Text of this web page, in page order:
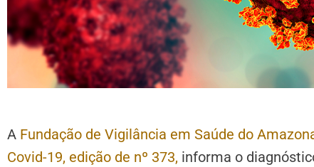
A Fundação de Vigilância em Saúde do
Covid-19, edição de nº 373, informa o